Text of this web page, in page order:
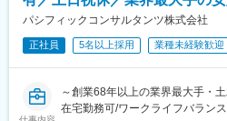
■働く環境：
（1）長期的に働き続けられる環境
（2）在宅勤務可（週に2～3回程
在宅勤務、サテライトオフィス
パシフィックコンサルタンツ株式会社
正社員 5名以上採用 業種未経験歓迎
～創業68年以上の業界最大手・
在宅勤務可/ワークライフバラン